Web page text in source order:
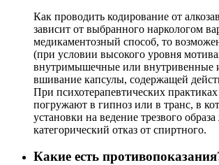
Как проводить кодирование от
зависит от выбранного наркологом
медикаментозный способ, то
(при условии высокого уровня
внутримышечные или внутривенные
вшивание капсулы, содержащей
При психотерапевтических
погружают в гипноз или в транс, в
установки на ведение трезвого
категорический отказ от спиртного.
Какие есть